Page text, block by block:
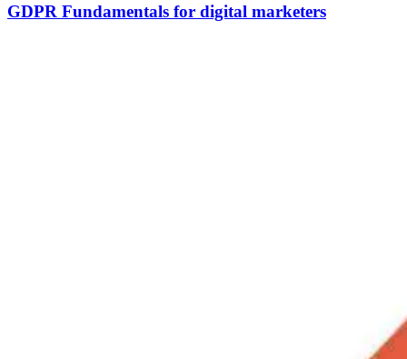
GDPR Fundamentals for digital marketers